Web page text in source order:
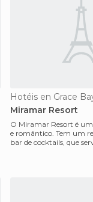
Hotéis en Grace
Miramar Resort
O Miramar Resort é
e romântico. Tem um
bar de cocktails, que